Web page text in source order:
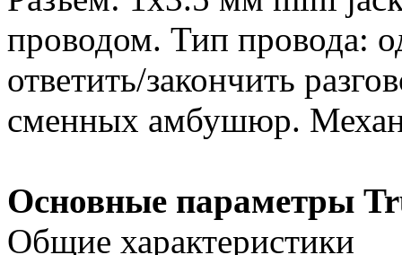
проводом. Тип провода:
ответить/закончить
сменных амбушюр.
Основные параметры
Общие характеристики